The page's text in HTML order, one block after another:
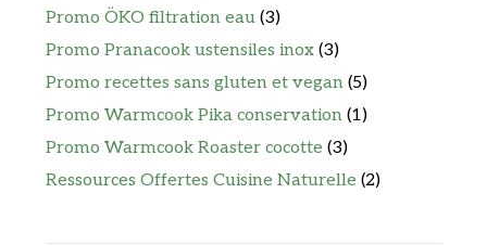
Promo ÖKO filtration eau (3)
Promo Pranacook ustensiles inox (3)
Promo recettes sans gluten et vegan (5)
Promo Warmcook Pika conservation (1)
Promo Warmcook Roaster cocotte (3)
Ressources Offertes Cuisine Naturelle (2)